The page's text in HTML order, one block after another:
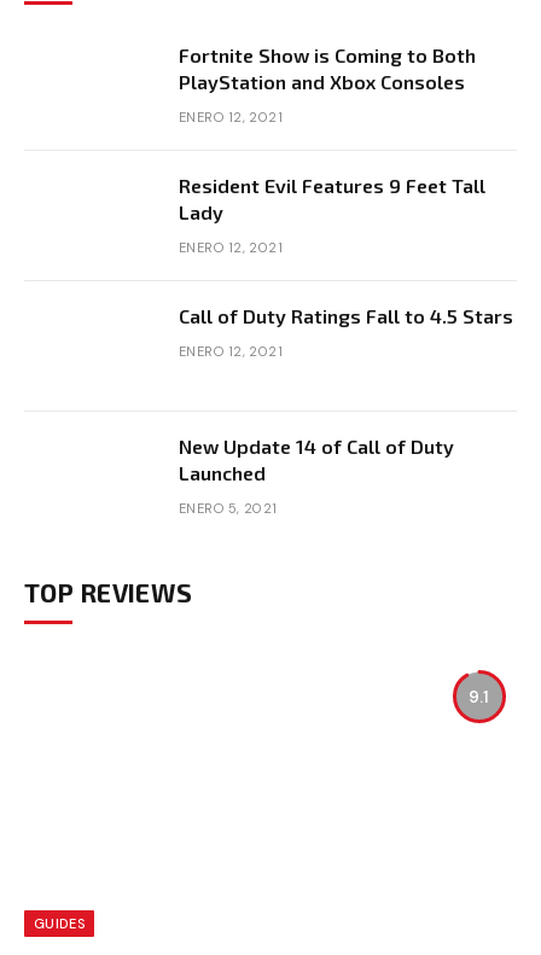
Fortnite Show is Coming to Both
PlayStation and Xbox Consoles
ENERO 12, 2021
Resident Evil Features 9 Feet Tall
Lady
ENERO 12, 2021
Call of Duty Ratings Fall to 4.5 Stars
ENERO 12, 2021
New Update 14 of Call of Duty
Launched
ENERO 5, 2021
TOP REVIEWS
9.1
GUIDES